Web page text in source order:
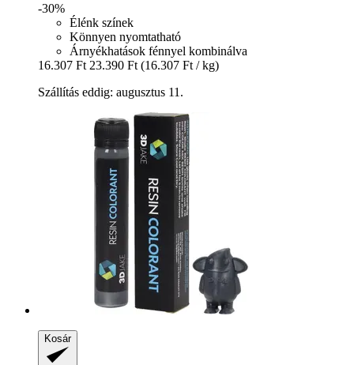
-30%
Élénk színek
Könnyen nyomtatható
Árnyékhatások fénnyel kombinálva
16.307 Ft 23.390 Ft (16.307 Ft / kg)
Szállítás eddig: augusztus 11.
Kosár